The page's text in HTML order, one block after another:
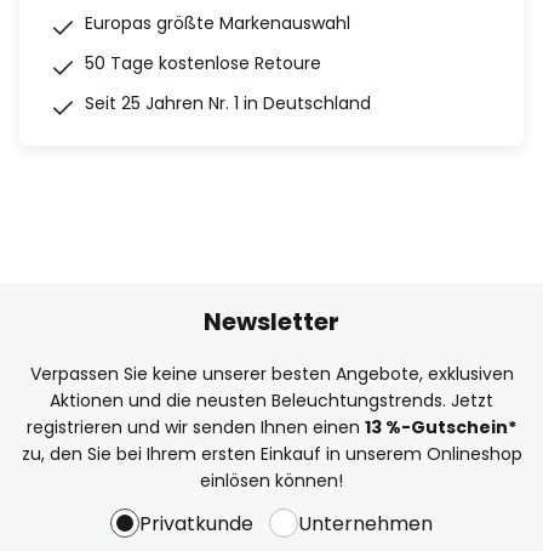
Europas größte Markenauswahl
50 Tage kostenlose Retoure
Seit 25 Jahren Nr. 1 in Deutschland
Newsletter
Verpassen Sie keine unserer besten Angebote, exklusiven
Aktionen und die neusten Beleuchtungstrends. Jetzt
registrieren und wir senden Ihnen einen 13 %-Gutschein*
zu, den Sie bei Ihrem ersten Einkauf in unserem Onlineshop
einlösen können!
Privatkunde Unternehmen